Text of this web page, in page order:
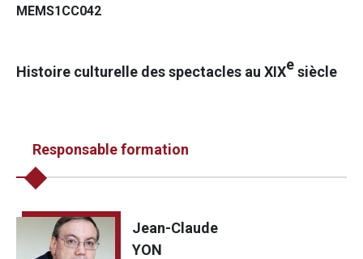
MEMS1CC042
Histoire culturelle des spectacles au XIXesiècle
Responsable formation
Jean-Claude
YON